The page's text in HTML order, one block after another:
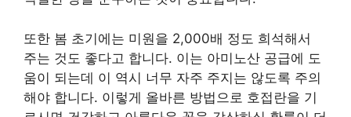
또한 봄 초기에는 미원을 2,000배 정도 희석해서
주는 것도 좋다고 합니다. 이는 아미노산 공급에 도
움이 되는데 이 역시 너무 자주 주지는 않도록 주의
해야 합니다. 이렇게 올바른 방법으로 호접란을 기